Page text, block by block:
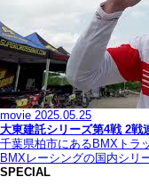
movie 2025.05.25
大東建託シリーズ第4戦 2戦
千葉県柏市にあるBMXトラ
BMXレーシングの国内シリ
SPECIAL